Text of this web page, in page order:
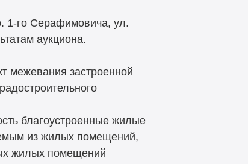
1-го Серафимовича, ул.
аукциона.
межевания застроенной
благоустроенные жилые
из жилых помещений,
жилых помещений